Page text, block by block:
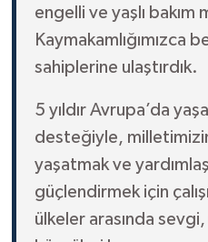
engelli ve yaşlı bakım
Kaymakamlığımızca
sahiplerine ulaştırdık.
5 yıldır Avrupa’da
desteğiyle,
yaşatmak ve
güçlendirmek için
ülkeler arasında